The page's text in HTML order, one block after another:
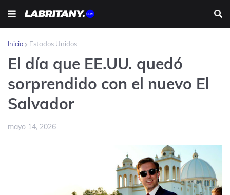
Inicio Estados Unidos
El día que EE.UU. quedó
sorprendido con el nuevo El
Salvador
mayo 14, 2026